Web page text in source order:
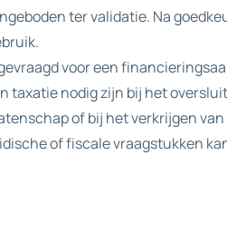
ter validatie. Na
voor een
taxatie nodig zijn bij het
of bij het verkrijgen
of fiscale vraagstukken